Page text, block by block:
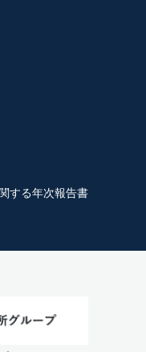
する年次報告書